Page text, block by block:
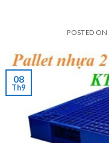
POSTED ON
08
Th9